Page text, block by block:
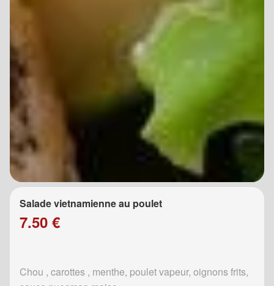
Salade vietnamienne au poulet
7.50 €
Chou , carottes , menthe, poulet vapeur, oignons frits,